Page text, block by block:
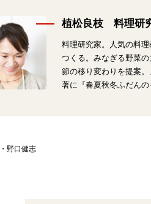
植松良枝 料理研
料理研究家。人気の料
つくる。みなぎる野菜
節の移り変わりを提案
著に『春夏秋冬ふだんの
野口健志